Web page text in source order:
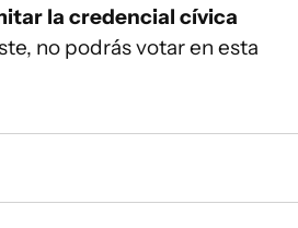
la credencial cívica
no podrás votar en esta